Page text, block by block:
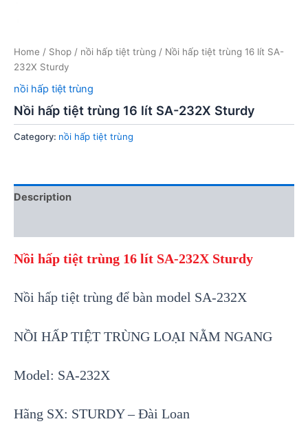
Home / Shop / nồi hấp tiệt trùng / Nồi hấp tiệt trùng 16 lít SA-
232X Sturdy
nồi hấp tiệt trùng
Nồi hấp tiệt trùng 16 lít SA-232X Sturdy
Category: nồi hấp tiệt trùng
Description
Nồi hấp tiệt trùng 16 lít SA-232X Sturdy
Nồi hấp tiệt trùng để bàn model SA-232X
NỒI HẤP TIỆT TRÙNG LOẠI NẰM NGANG
Model: SA-232X
Hãng SX: STURDY – Đài Loan